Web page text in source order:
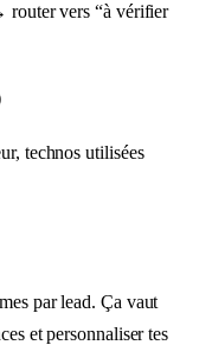
router vers “à vérifier
technos utilisées
par lead. Ça vaut
et personnaliser tes